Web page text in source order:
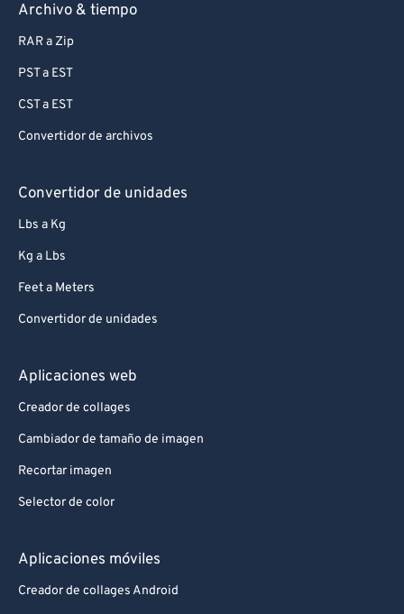
Archivo & tiempo
RAR a Zip
PST a EST
CST a EST
Convertidor de archivos
Convertidor de unidades
Lbs a Kg
Kg a Lbs
Feet a Meters
Convertidor de unidades
Aplicaciones web
Creador de collages
Cambiador de tamaño de imagen
Recortar imagen
Selector de color
Aplicaciones móviles
Creador de collages Android